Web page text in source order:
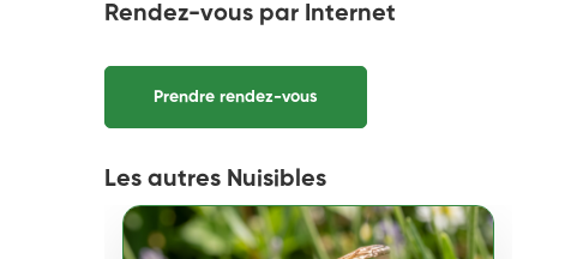
Rendez-vous par Internet
Prendre rendez-vous
Les autres Nuisibles